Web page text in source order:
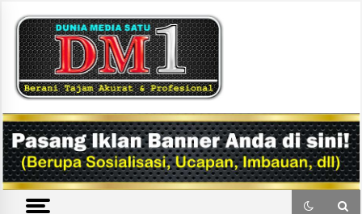
content
DM1